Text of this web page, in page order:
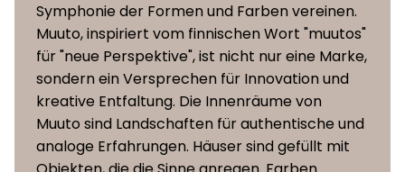
Polster
hochwertigen Textilien von Kvadrat
und Rohleder
Füsse
Rohrgestell aus pulverbeschichtetem
Stahl mit Kunststoffgleitern
Symphonie der Formen und Farben vereinen.
Muuto, inspiriert vom finnischen Wort "muutos"
für "neue Perspektive", ist nicht nur eine Marke,
sondern ein Versprechen für Innovation und
kreative Entfaltung. Die Innenräume von
Muuto sind Landschaften für authentische und
analoge Erfahrungen. Häuser sind gefüllt mit